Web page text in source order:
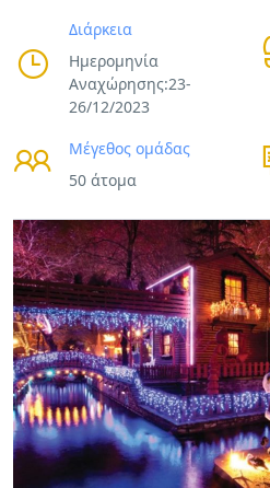
Διάρκεια
Ημερομηνία
Αναχώρησης:23-
26/12/2023
Μέγεθος ομάδας
50 άτομα